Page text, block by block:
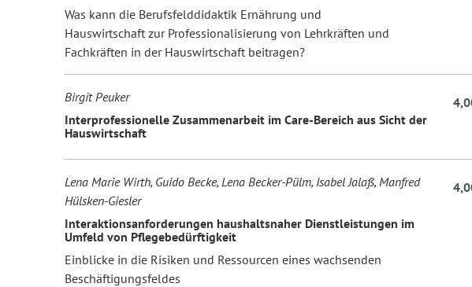
Was kann die Berufsfelddidaktik Ernährung und
Hauswirtschaft zur Professionalisierung von Lehrkräften und
Fachkräften in der Hauswirtschaft beitragen?
Birgit Peuker
Interprofessionelle Zusammenarbeit im Care-Bereich aus Sicht der
Hauswirtschaft
Lena Marie Wirth, Guido Becke, Lena Becker-Pülm, Isabel Jalaß, Manfred
Hülsken-Giesler
Interaktionsanforderungen haushaltsnaher Dienstleistungen im
Umfeld von Pflegebedürftigkeit
Einblicke in die Risiken und Ressourcen eines wachsenden
Beschäftigungsfeldes